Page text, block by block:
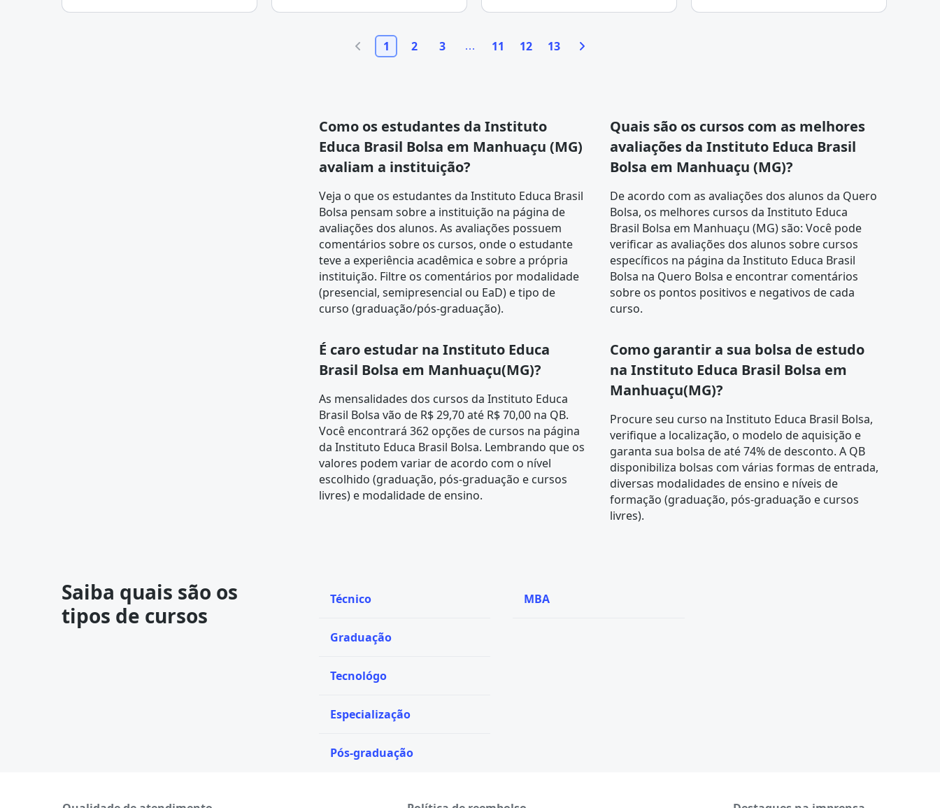
1 2 3 11 12 13
Como os estudantes da Instituto
Educa Brasil Bolsa em Manhuaçu (MG)
avaliam a instituição?
Veja o que os estudantes da Instituto Educa Brasil
Bolsa pensam sobre a instituição na página de
avaliações dos alunos. As avaliações possuem
comentários sobre os cursos, onde o estudante
teve a experiência acadêmica e sobre a própria
instituição. Filtre os comentários por modalidade
(presencial, semipresencial ou EaD) e tipo de
curso (graduação/pós-graduação).
Quais são os cursos com as melhores
avaliações da Instituto Educa Brasil
Bolsa em Manhuaçu (MG)?
De acordo com as avaliações dos alunos da Quero
Bolsa, os melhores cursos da Instituto Educa
Brasil Bolsa em Manhuaçu (MG) são: Você pode
verificar as avaliações dos alunos sobre cursos
específicos na página da Instituto Educa Brasil
Bolsa na Quero Bolsa e encontrar comentários
sobre os pontos positivos e negativos de cada
curso.
É caro estudar na Instituto Educa
Brasil Bolsa em Manhuaçu(MG)?
As mensalidades dos cursos da Instituto Educa
Brasil Bolsa vão de R$ 29,70 até R$ 70,00 na QB.
Você encontrará 362 opções de cursos na página
da Instituto Educa Brasil Bolsa. Lembrando que os
valores podem variar de acordo com o nível
escolhido (graduação, pós-graduação e cursos
livres) e modalidade de ensino.
Como garantir a sua bolsa de estudo
na Instituto Educa Brasil Bolsa em
Manhuaçu(MG)?
Procure seu curso na Instituto Educa Brasil Bolsa,
verifique a localização, o modelo de aquisição e
garanta sua bolsa de até 74% de desconto. A QB
disponibiliza bolsas com várias formas de entrada,
diversas modalidades de ensino e níveis de
formação (graduação, pós-graduação e cursos
livres).
Saiba quais são os
tipos de cursos
Técnico
Graduação
Tecnológo
Especialização
Pós-graduação
MBA